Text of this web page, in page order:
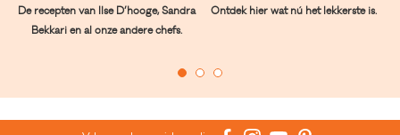
De recepten van Ilse D’hooge, Sandra
Bekkari en al onze andere chefs.
Ontdek hier wat nú het lekkerste is.